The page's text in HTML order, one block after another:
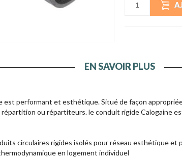
EN SAVOIR PLUS
est performant et esthétique. Situé de façon
ou répartiteurs. le conduit rigide Calogaine
circulaires rigides isolés pour réseau esthétique et
en logement individuel